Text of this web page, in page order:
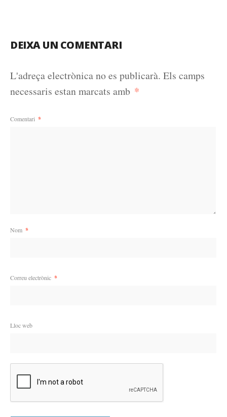
DEIXA UN COMENTARI
L'adreça electrònica no es publicarà. Els camps
necessaris estan marcats amb *
Comentari *
Nom *
Correu electrònic *
Lloc web